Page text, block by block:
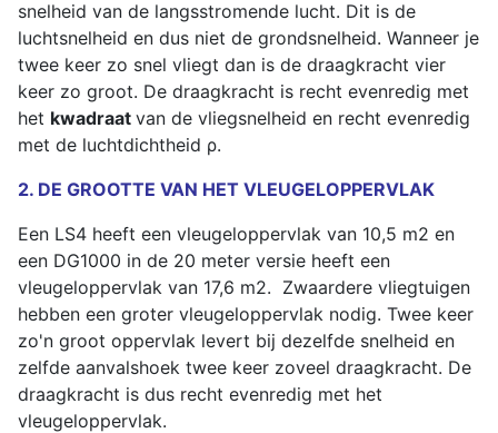
snelheid van de langsstromende lucht. Dit is de
luchtsnelheid en dus niet de grondsnelheid. Wanneer je
twee keer zo snel vliegt dan is de draagkracht vier
keer zo groot. De draagkracht is recht evenredig met
het kwadraat van de vliegsnelheid en recht evenredig
met de luchtdichtheid ρ.
2. DE GROOTTE VAN HET VLEUGELOPPERVLAK
Een LS4 heeft een vleugeloppervlak van 10,5 m2 en
een DG1000 in de 20 meter versie heeft een
vleugeloppervlak van 17,6 m2. Zwaardere vliegtuigen
hebben een groter vleugeloppervlak nodig. Twee keer
zo'n groot oppervlak levert bij dezelfde snelheid en
zelfde aanvalshoek twee keer zoveel draagkracht. De
draagkracht is dus recht evenredig met het
vleugeloppervlak.